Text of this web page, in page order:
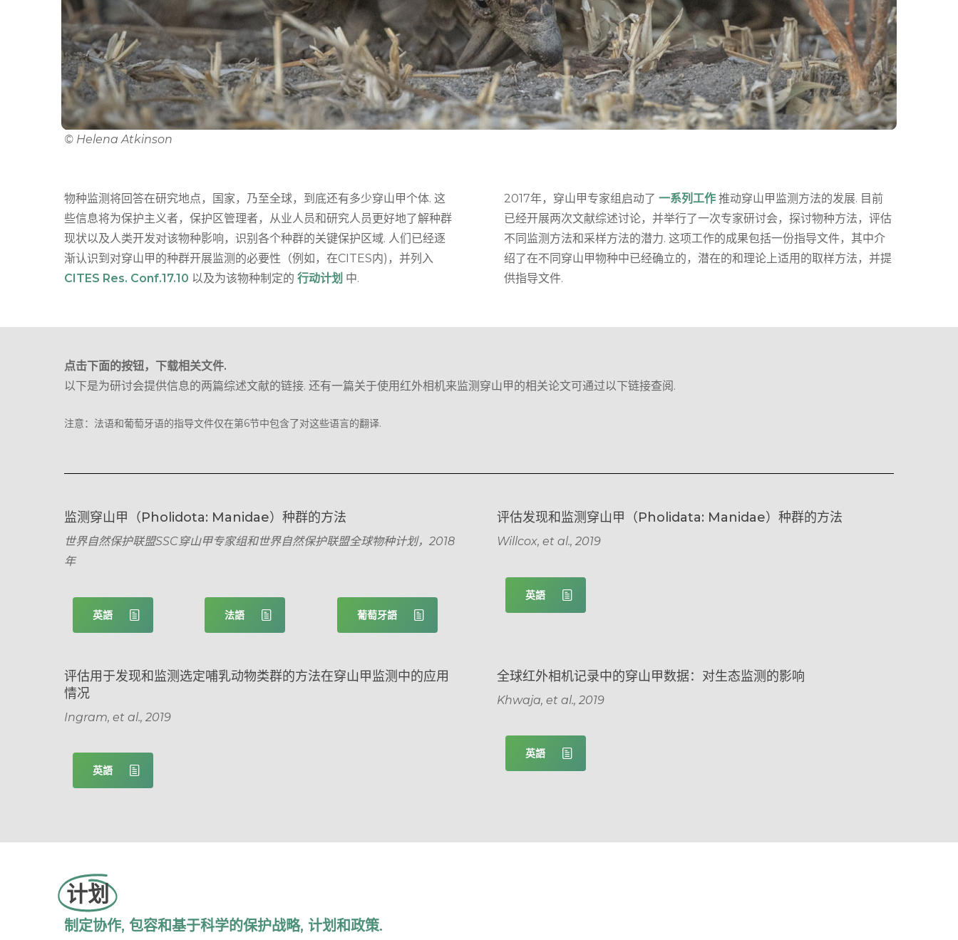
© Helena Atkinson
物种监测将回答在研究地点，国家，乃至全球，到底还有多少穿山甲个体. 这
些信息将为保护主义者，保护区管理者，从业人员和研究人员更好地了解种群
现状以及人类开发对该物种影响，识别各个种群的关键保护区域. 人们已经逐
渐认识到对穿山甲的种群开展监测的必要性（例如，在CITES内)，并列入
CITES Res. Conf.17.10 以及为该物种制定的行动计划 中.
2017年，穿山甲专家组启动了 一系列工作 推动穿山甲监测方法的发展. 目前
已经开展两次文献综述讨论，并举行了一次专家研讨会，探讨物种方法，评估
不同监测方法和采样方法的潜力. 这项工作的成果包括一份指导文件，其中介
绍了在不同穿山甲物种中已经确立的，潜在的和理论上适用的取样方法，并提
供指导文件.
点击下面的按钮，下载相关文件.
以下是为研讨会提供信息的两篇综述文献的链接. 还有一篇关于使用红外相机来监测穿山甲的相关论文可通过以下链接查阅.
注意：法语和葡萄牙语的指导文件仅在第6节中包含了对这些语言的翻译.
监测穿山甲（Pholidota: Manidae）种群的方法
世界自然保护联盟SSC穿山甲专家组和世界自然保护联盟全球物种计划，2018
年
英語 法語 葡萄牙語
评估发现和监测穿山甲（Pholidata: Manidae）种群的方法
Willcox, et al., 2019
英語
评估用于发现和监测选定哺乳动物类群的方法在穿山甲监测中的应用
情况
Ingram, et al., 2019
英語
全球红外相机记录中的穿山甲数据：对生态监测的影响
Khwaja, et al., 2019
英語
计划
制定协作, 包容和基于科学的保护战略, 计划和政策.